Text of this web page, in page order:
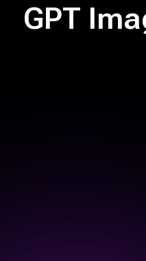
GPT